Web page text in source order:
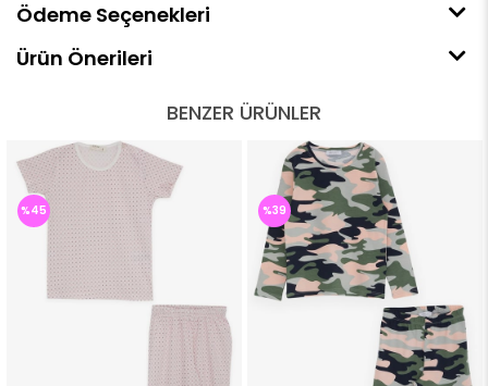
Ödeme Seçenekleri
Ürün Önerileri
BENZER ÜRÜNLER
%45 %39